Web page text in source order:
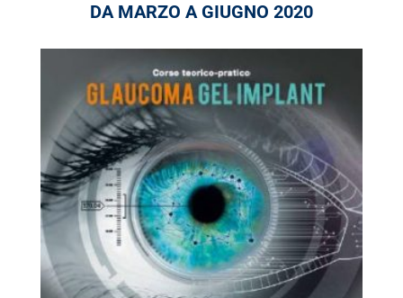
DA MARZO A GIUGNO 2020